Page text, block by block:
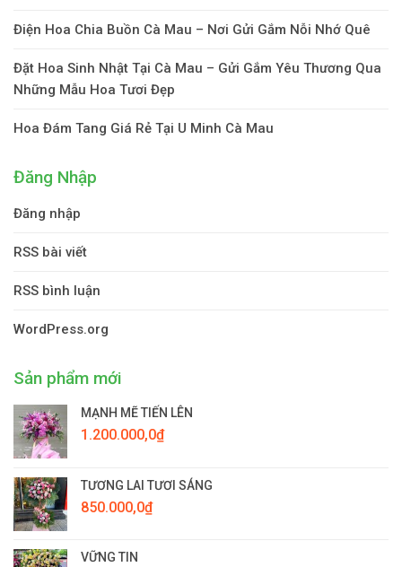
Điện Hoa Chia Buồn Cà Mau – Nơi Gửi Gắm Nỗi Nhớ Quê
Đặt Hoa Sinh Nhật Tại Cà Mau – Gửi Gắm Yêu Thương Qua
Những Mẫu Hoa Tươi Đẹp
Hoa Đám Tang Giá Rẻ Tại U Minh Cà Mau
Đăng Nhập
Đăng nhập
RSS bài viết
RSS bình luận
WordPress.org
Sản phẩm mới
MẠNH MẼ TIẾN LÊN
1.200.000,0₫
TƯƠNG LAI TƯƠI SÁNG
850.000,0₫
VỮNG TIN